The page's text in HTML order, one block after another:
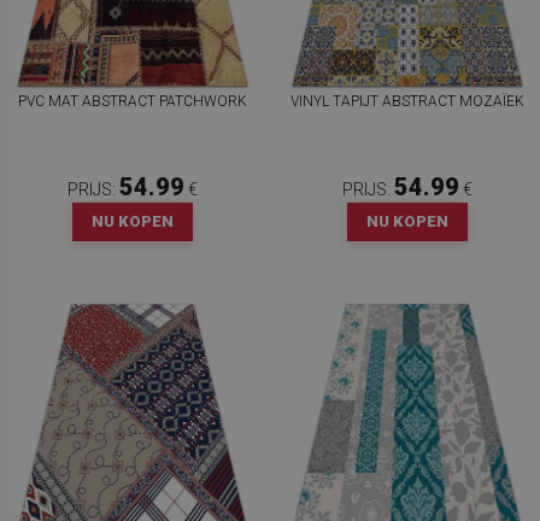
PVC MAT ABSTRACT PATCHWORK
PRIJS: 54.99 €
NU KOPEN
VINYL TAPIJT ABSTRACT MOZAÏEK
PRIJS: 54.99 €
NU KOPEN